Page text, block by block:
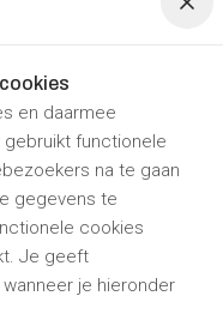
Morgen om 8:00
Volgende
en daarmee
functionele
na te gaan
gegevens te
cookies
Je geeft
je hieronder